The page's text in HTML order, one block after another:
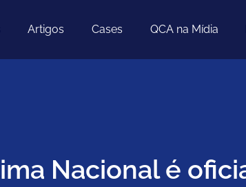
Artigos Cases QCA na Mídia
Nacional é